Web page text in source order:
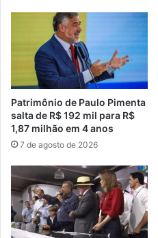
Patrimônio de Paulo Pimenta
salta de R$ 192 mil para R$
1,87 milhão em 4 anos
7 de agosto de 2026